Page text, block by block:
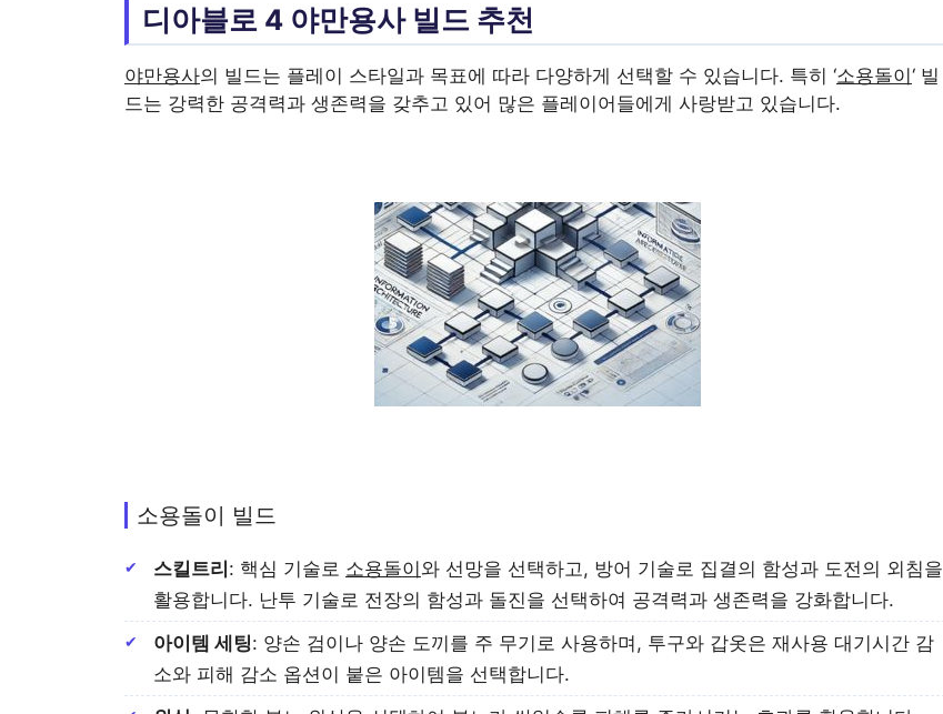
디아블로 4 야만용사 빌드 추천
야만용사의 빌드는 플레이 스타일과 목표에 따라 다양하게 선택할 수 있습니다. 특히 ‘소용돌이‘ 빌
드는 강력한 공격력과 생존력을 갖추고 있어 많은 플레이어들에게 사랑받고 있습니다.
소용돌이 빌드
스킬트리: 핵심 기술로 소용돌이와 선망을 선택하고, 방어 기술로 집결의 함성과 도전의 외침을
활용합니다. 난투 기술로 전장의 함성과 돌진을 선택하여 공격력과 생존력을 강화합니다.
아이템 세팅: 양손 검이나 양손 도끼를 주 무기로 사용하며, 투구와 갑옷은 재사용 대기시간 감
소와 피해 감소 옵션이 붙은 아이템을 선택합니다.